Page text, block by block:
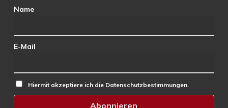
Name
E-Mail
Hiermit akzeptiere ich die Datenschutzbestimmungen.